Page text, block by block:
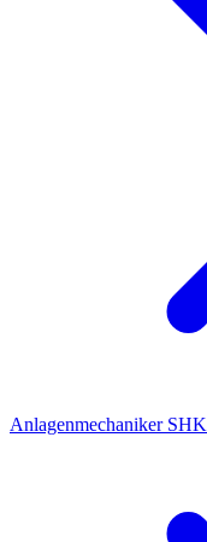
Anlagenmechaniker SHK